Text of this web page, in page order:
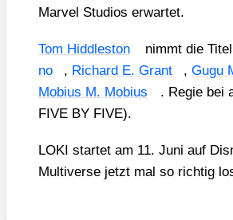
Mar­vel Stu­di­os erwar­tet.
Tom Hidd­le­s­ton nimmt die
no
, Richard E. Grant , Gugu
Mobi­us M. Mobi­us
. Regie bei
FIVE BY FIVE).
LOKI star­tet am 11. Juni auf
Mul­ti­ver­se jetzt mal so rich­tig